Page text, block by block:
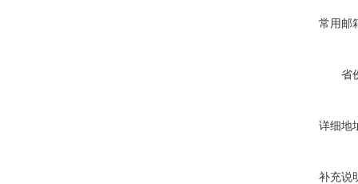
常用邮
省
详细地
补充说